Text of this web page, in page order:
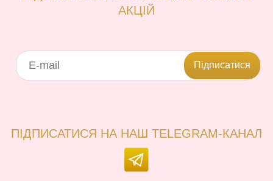
АКЦІЙ
Підписатися
ПІДПИСАТИСЯ НА НАШ TELEGRAM-КАНАЛ